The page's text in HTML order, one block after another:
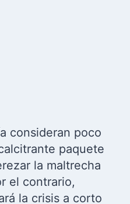
consideran poco
paquete
la maltrecha
el contrario,
la crisis a corto